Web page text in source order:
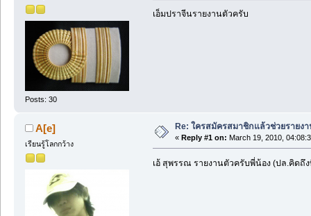
Posts: 30
เอ็มปราจีนรายงานตัวครับ
A[e]
เรียนรู้โลกกว้าง
Re: ใครสมัครสมาชิกแล้วช่วยรายง
« Reply #1 on: March 19, 2010,
เอ้ สุพรรณ รายงานตัวครับพี่น้อง (ปล.คิดถึ